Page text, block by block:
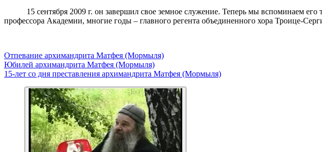
15 сентября 2009 г. он завершил свое земное служение. Теперь мы вспоминаем его
профессора Академии, многие годы – главного регента объединенного хора Троице-
Отпевание архимандрита Матфея (Мормыля)
Юбилей архимандрита Матфея (Мормыля)
15-лет со дня преставления архимандрита Матфея (Мормыля)